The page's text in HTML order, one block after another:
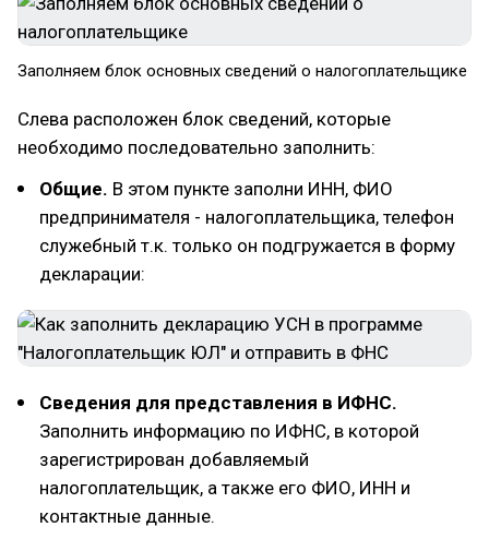
Заполняем блок основных сведений о налогоплательщике
Слева расположен блок сведений, которые
необходимо последовательно заполнить:
Общие. В этом пункте заполни ИНН, ФИО
предпринимателя - налогоплательщика, телефон
служебный т.к. только он подгружается в форму
декларации:
Сведения для представления в ИФНС.
Заполнить информацию по ИФНС, в которой
зарегистрирован добавляемый
налогоплательщик, а также его ФИО, ИНН и
контактные данные.